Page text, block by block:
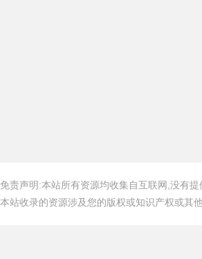
免责声明:本站所有资源均收集自互联网,没有
本站收录的资源涉及您的版权或知识产权或其